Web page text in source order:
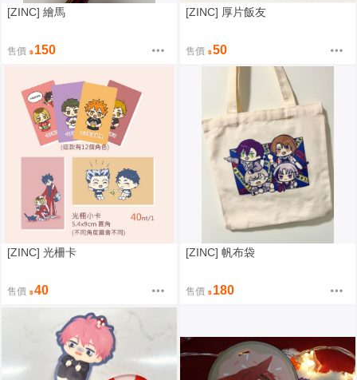
[ZINC] 繪馬
售價 150
[ZINC] 厚片飯友
售價 50
[ZINC] 光柵卡
售價 40
[ZINC] 帆布袋
售價 180